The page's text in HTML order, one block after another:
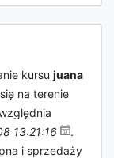
kursu juana
na terenie
13:21:16
.
i sprzedaży